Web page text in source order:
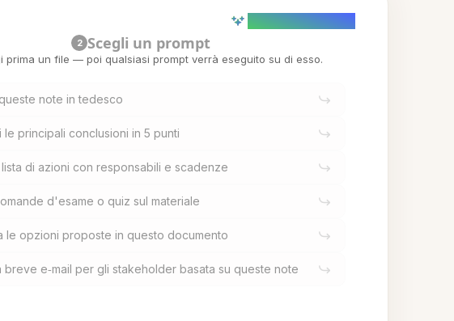
2 Scegli un prompt
prima un file — poi qualsiasi prompt verrà eseguito su di esso.
note in tedesco
le principali conclusioni in 5 punti
lista di azioni con responsabili e scadenze
d'esame o quiz sul materiale
le opzioni proposte in questo documento
breve e‑mail per gli stakeholder basata su queste note